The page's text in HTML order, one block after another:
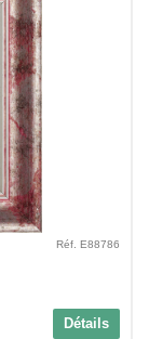
Réf. E88786
Détails